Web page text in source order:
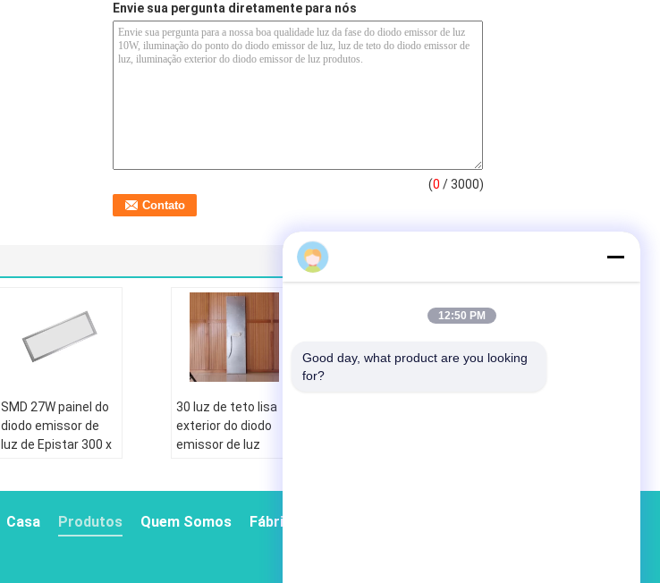
Envie sua pergunta diretamente para nós
(0 / 3000)
SMD 27W painel do
diodo emissor de
luz de Epistar 300 x
30 luz de teto lisa
exterior do diodo
emissor de luz
1200x300
Fábrica
Quem Somos
Produtos
Casa
12:50 PM
Good day, what product are you looking
for?